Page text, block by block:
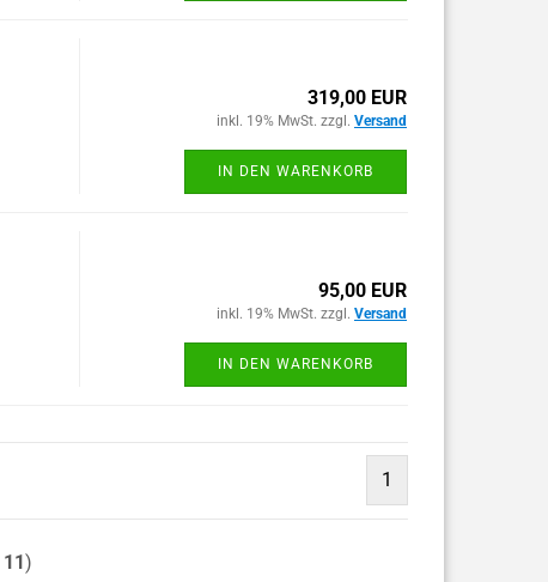
319,00 EUR
inkl. 19% MwSt. zzgl. Versand
IN DEN WARENKORB
95,00 EUR
inkl. 19% MwSt. zzgl. Versand
IN DEN WARENKORB
1
11)